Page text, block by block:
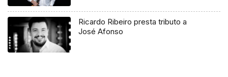
Ricardo Ribeiro presta tributo a
José Afonso